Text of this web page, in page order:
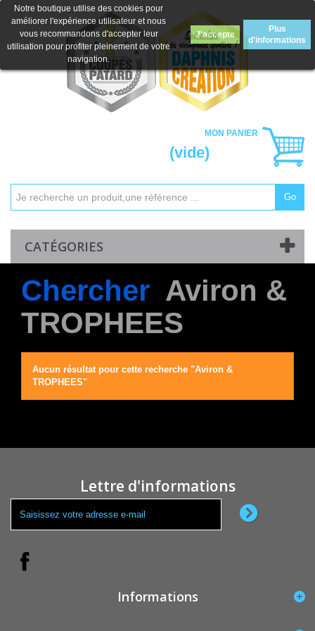
MON PANIER
(vide)
Go
CATÉGORIES
Notre boutique utilise des cookies pour
améliorer l'expérience utilisateur et nous
vous recommandons d'accepter leur
utilisation pour profiter pleinement de votre
navigation.
J'accepte
Plus
d'informations
Chercher Aviron &
TROPHEES
Aucun résultat pour cette recherche "Aviron &
TROPHEES"
Lettre d'informations
Informations